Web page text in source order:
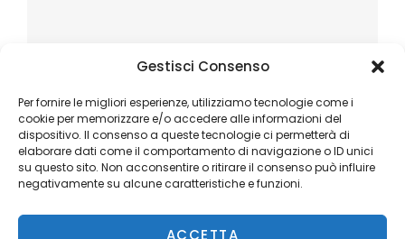
Gestisci Consenso
Per fornire le migliori esperienze, utilizziamo tecnologie come i
cookie per memorizzare e/o accedere alle informazioni del
dispositivo. Il consenso a queste tecnologie ci permetterà di
elaborare dati come il comportamento di navigazione o ID unici
su questo sito. Non acconsentire o ritirare il consenso può influire
negativamente su alcune caratteristiche e funzioni.
ACCETTA